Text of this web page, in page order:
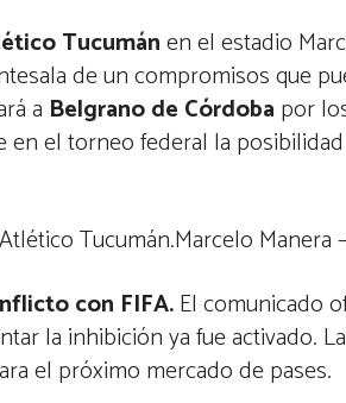
Tucumánen el estadio
de un compromisos que
a Belgrano de Córdoba por
en el torneo federal la
Tucumán.Marcelo Manera
con FIFA.El comunicado
la inhibición ya fue activado.
el próximo mercado de pases.